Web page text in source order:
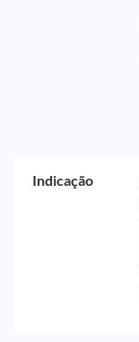
Indicação